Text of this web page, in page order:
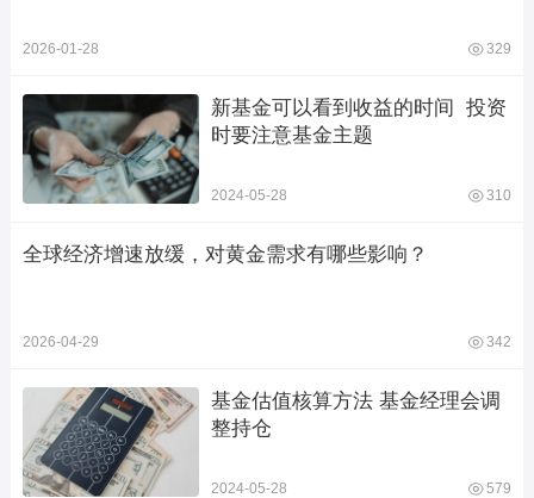
2026-01-28 329
新基金可以看到收益的时间  投资
时要注意基金主题
2024-05-28 310
全球经济增速放缓，对黄金需求有哪些影响？
2026-04-29 342
基金估值核算方法 基金经理会调
整持仓
2024-05-28 579